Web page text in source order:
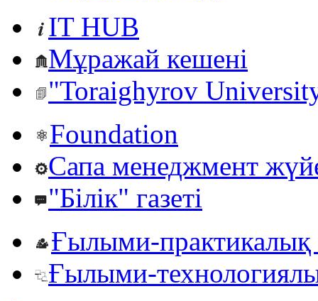
IT HUB
Мұражай кешені
"Toraighyrov
Foundation
Сапа менеджмент
"Білік" газеті
Ғылыми-практикалық
Ғылыми-